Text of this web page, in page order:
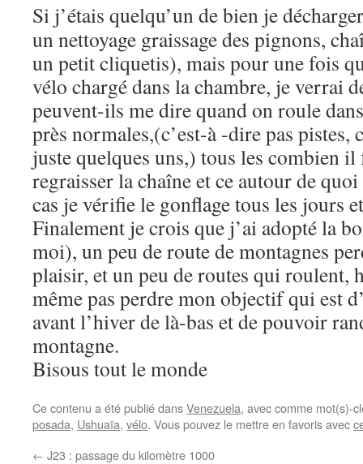
Si j’étais quelqu’un de bien je
un nettoyage graissage des pignons,
un petit cliquetis), mais pour une fois
vélo chargé dans la chambre, je verrai
peuvent-ils me dire quand on roule
près normales,(c’est-à -dire pas pistes,
juste quelques uns,) tous les combien il
regraisser la chaîne et ce autour de
cas je vérifie le gonflage tous les jours
Finalement je crois que j’ai adopté la
moi), un peu de route de montagnes
plaisir, et un peu de routes qui roulent,
même pas perdre mon objectif qui est
avant l’hiver de là-bas et de pouvoir
montagne.
Bisous tout le monde
Ce contenu a été publié dansVenezuela, avec comme mot(s)-
posada, Ushuaïa, vélo. Vous pouvez le mettre en favoris avec
← J23 : passage du kilomètre 1000